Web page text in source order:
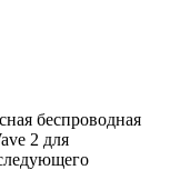
беспроводная
2 для